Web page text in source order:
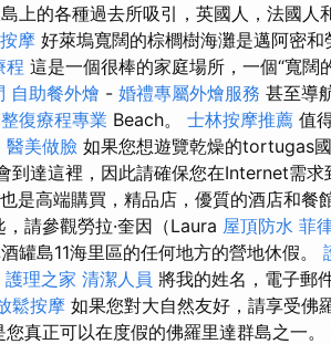
上的各種過去所吸引，英國人，法國人
摩 好萊塢寬闊的棕櫚樹海灘是邁阿密和
程 這是一個很棒的家庭場所，一個“寬闊
自助餐外燴 - 婚禮專屬外燴服務 甚至導
整復療程專業 Beach。 士林按摩推薦 值
醫美做臉 如果您想遊覽乾燥的tortugas
到達這裡，因此請確保您在Internet需求
是高端購買，精品店，優質的酒店和餐
請參觀勞拉·奎因（Laura 屋頂防水 菲
罐島11海里區的任何地方的營地休假。
護理之家 清潔人員 將我的姓名，電子郵
鬆按摩 如果您對大自然友好，請享受佛
真正可以在度假的佛羅里達群島之一。